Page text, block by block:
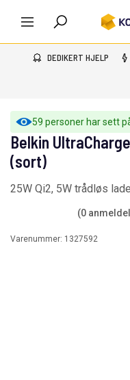
DEDIKERT HJELP
59 personer har sett
Belkin
(sort)
25W Qi2, 5W trådløs
(0
Varenummer: 1327592